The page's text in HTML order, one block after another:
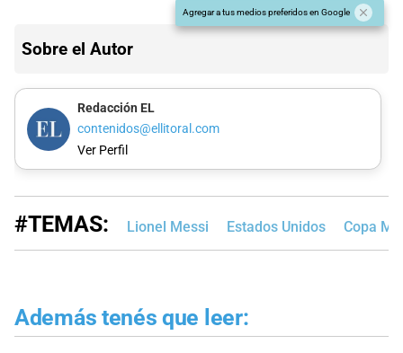
Agregar a tus medios preferidos en Google
Sobre el Autor
Redacción EL
contenidos@ellitoral.com
Ver Perfil
#TEMAS: Lionel Messi Estados Unidos Copa
Además tenés que leer: